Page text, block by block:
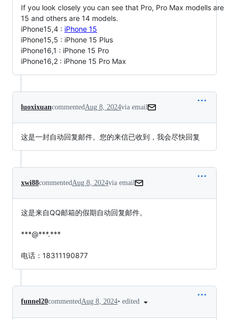
If you look closely you can see that Pro, Pro Max modells are
15 and others are 14 models.
iPhone15,4 : iPhone 15
iPhone15,5 : iPhone 15 Plus
iPhone16,1 : iPhone 15 Pro
iPhone16,2 : iPhone 15 Pro Max
luoxixuancommented Aug 8, 2024via email
这是一封自动回复邮件。您的来信已收到，我会尽快回复
xwi88commented Aug 8, 2024via email
这是来自QQ邮箱的假期自动回复邮件。
***@***.***
电话：18311190877
funnel20commentedAug 8, 2024• edited